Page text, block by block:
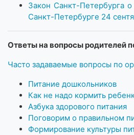
Закон Санкт-Петербурга
Санкт-Петербурге 24
Ответы на вопросы родителей
Часто задаваемые вопросы по
Питание дошкольников
Как не надо кормить
Азбука здорового питания
Поговорим о правильном
Формирование культуры